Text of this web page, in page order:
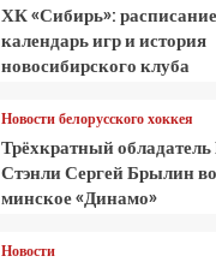
ХК «Сибирь»:
календарь игр и история
новосибирского клуба
Новости белорусского хоккея
Трёхкратный
Стэнли Сергей Брылин
минское «Динамо»
Новости